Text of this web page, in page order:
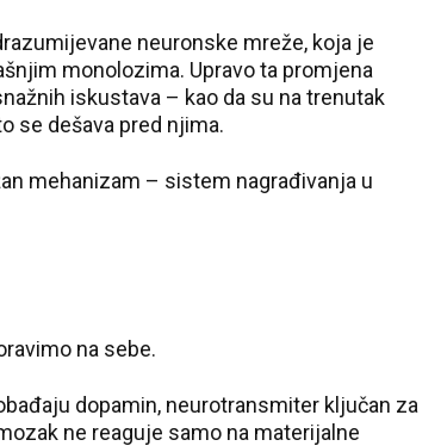
neuronske mreže, koja je
monolozima. Upravo ta promjena
iskustava – kao da su na trenutak
se dešava pred njima.
mehanizam – sistem nagrađivanja u
na sebe.
dopamin, neurotransmiter ključan za
ne reaguje samo na materijalne